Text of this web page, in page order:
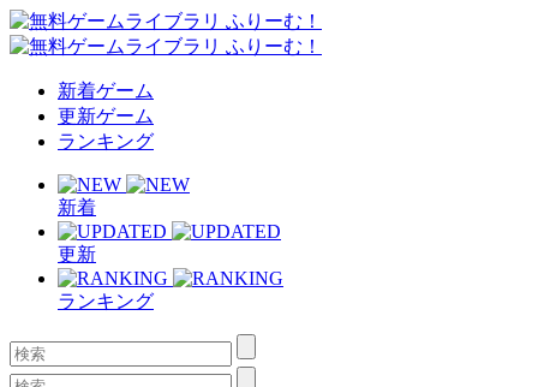
新着ゲーム
更新ゲーム
ランキング
新着
更新
ランキング